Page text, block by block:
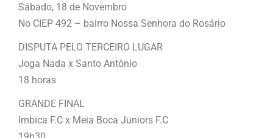
Sábado, 18 de Novembro
No CIEP 492 – bairro Nossa Senhora do Rosário
DISPUTA PELO TERCEIRO LUGAR
Joga Nada x Santo Antônio
18 horas
GRANDE FINAL
Imbica F.C x Meia Boca Juniors F.C